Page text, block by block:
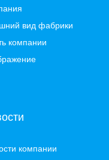
вид фабрики
компании
компании